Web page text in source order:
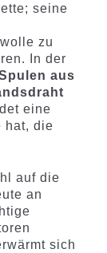
seine
zu
In der
aus
eine
hat, die
auf die
an
sich